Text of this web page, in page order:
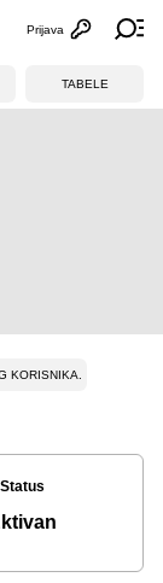
Otvori
Prijava
TABELE
KORISNIKA.
Status